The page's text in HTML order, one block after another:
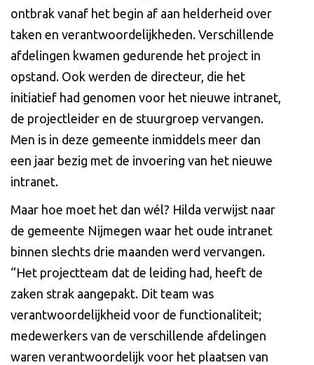
ontbrak vanaf het begin af aan helderheid over
taken en verantwoordelijkheden. Verschillende
afdelingen kwamen gedurende het project in
opstand. Ook werden de directeur, die het
initiatief had genomen voor het nieuwe intranet,
de projectleider en de stuurgroep vervangen.
Men is in deze gemeente inmiddels meer dan
een jaar bezig met de invoering van het nieuwe
intranet.
Maar hoe moet het dan wél? Hilda verwijst naar
de gemeente Nijmegen waar het oude intranet
binnen slechts drie maanden werd vervangen.
“Het projectteam dat de leiding had, heeft de
zaken strak aangepakt. Dit team was
verantwoordelijkheid voor de functionaliteit;
medewerkers van de verschillende afdelingen
waren verantwoordelijk voor het plaatsen van